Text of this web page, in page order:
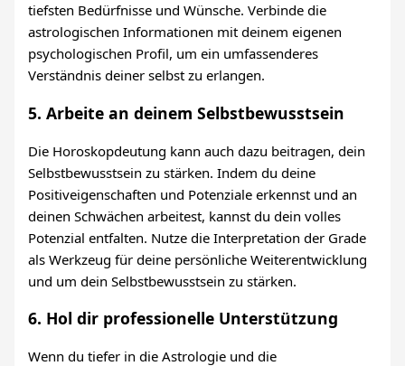
tiefsten Bedürfnisse und Wünsche. Verbinde die
astrologischen Informationen mit deinem eigenen
psychologischen Profil, um ein umfassenderes
Verständnis deiner selbst zu erlangen.
5. Arbeite an deinem Selbstbewusstsein
Die Horoskopdeutung kann auch dazu beitragen, dein
Selbstbewusstsein zu stärken. Indem du deine
Positiveigenschaften und Potenziale erkennst und an
deinen Schwächen arbeitest, kannst du dein volles
Potenzial entfalten. Nutze die Interpretation der Grade
als Werkzeug für deine persönliche Weiterentwicklung
und um dein Selbstbewusstsein zu stärken.
6. Hol dir professionelle Unterstützung
Wenn du tiefer in die Astrologie und die